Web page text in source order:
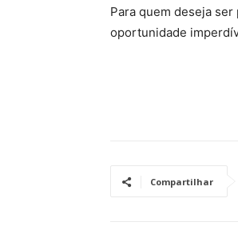
Para quem deseja
oportunidade
Compartilhar